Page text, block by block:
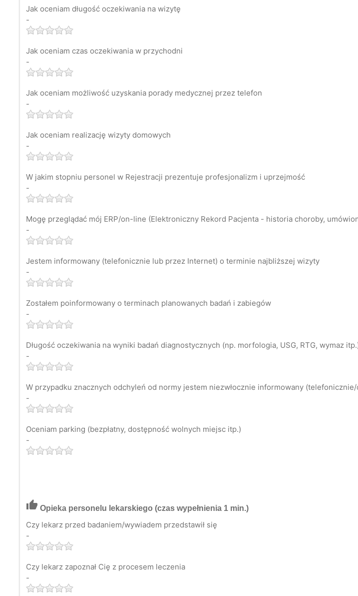
Jak oceniam długość oczekiwania na wizytę
-
Jak oceniam czas oczekiwania w przychodni
-
Jak oceniam możliwość uzyskania porady medycznej przez telefon
-
Jak oceniam realizację wizyty domowych
-
W jakim stopniu personel w Rejestracji prezentuje profesjonalizm i uprzejmość
-
Mogę przeglądać mój ERP/on-line (Elektroniczny Rekord Pacjenta - historia choroby,
-
Jestem informowany (telefonicznie lub przez Internet) o terminie najbliższej wizyty
-
Zostałem poinformowany o terminach planowanych badań i zabiegów
-
Długość oczekiwania na wyniki badań diagnostycznych (np. morfologia, USG, RTG, wymaz
-
W przypadku znacznych odchyleń od normy jestem niezwłocznie informowany
-
Oceniam parking (bezpłatny, dostępność wolnych miejsc itp.)
-
thumb_up Opieka personelu lekarskiego (czas wypełnienia 1 min.)
Czy lekarz przed badaniem/wywiadem przedstawił się
-
Czy lekarz zapoznał Cię z procesem leczenia
-